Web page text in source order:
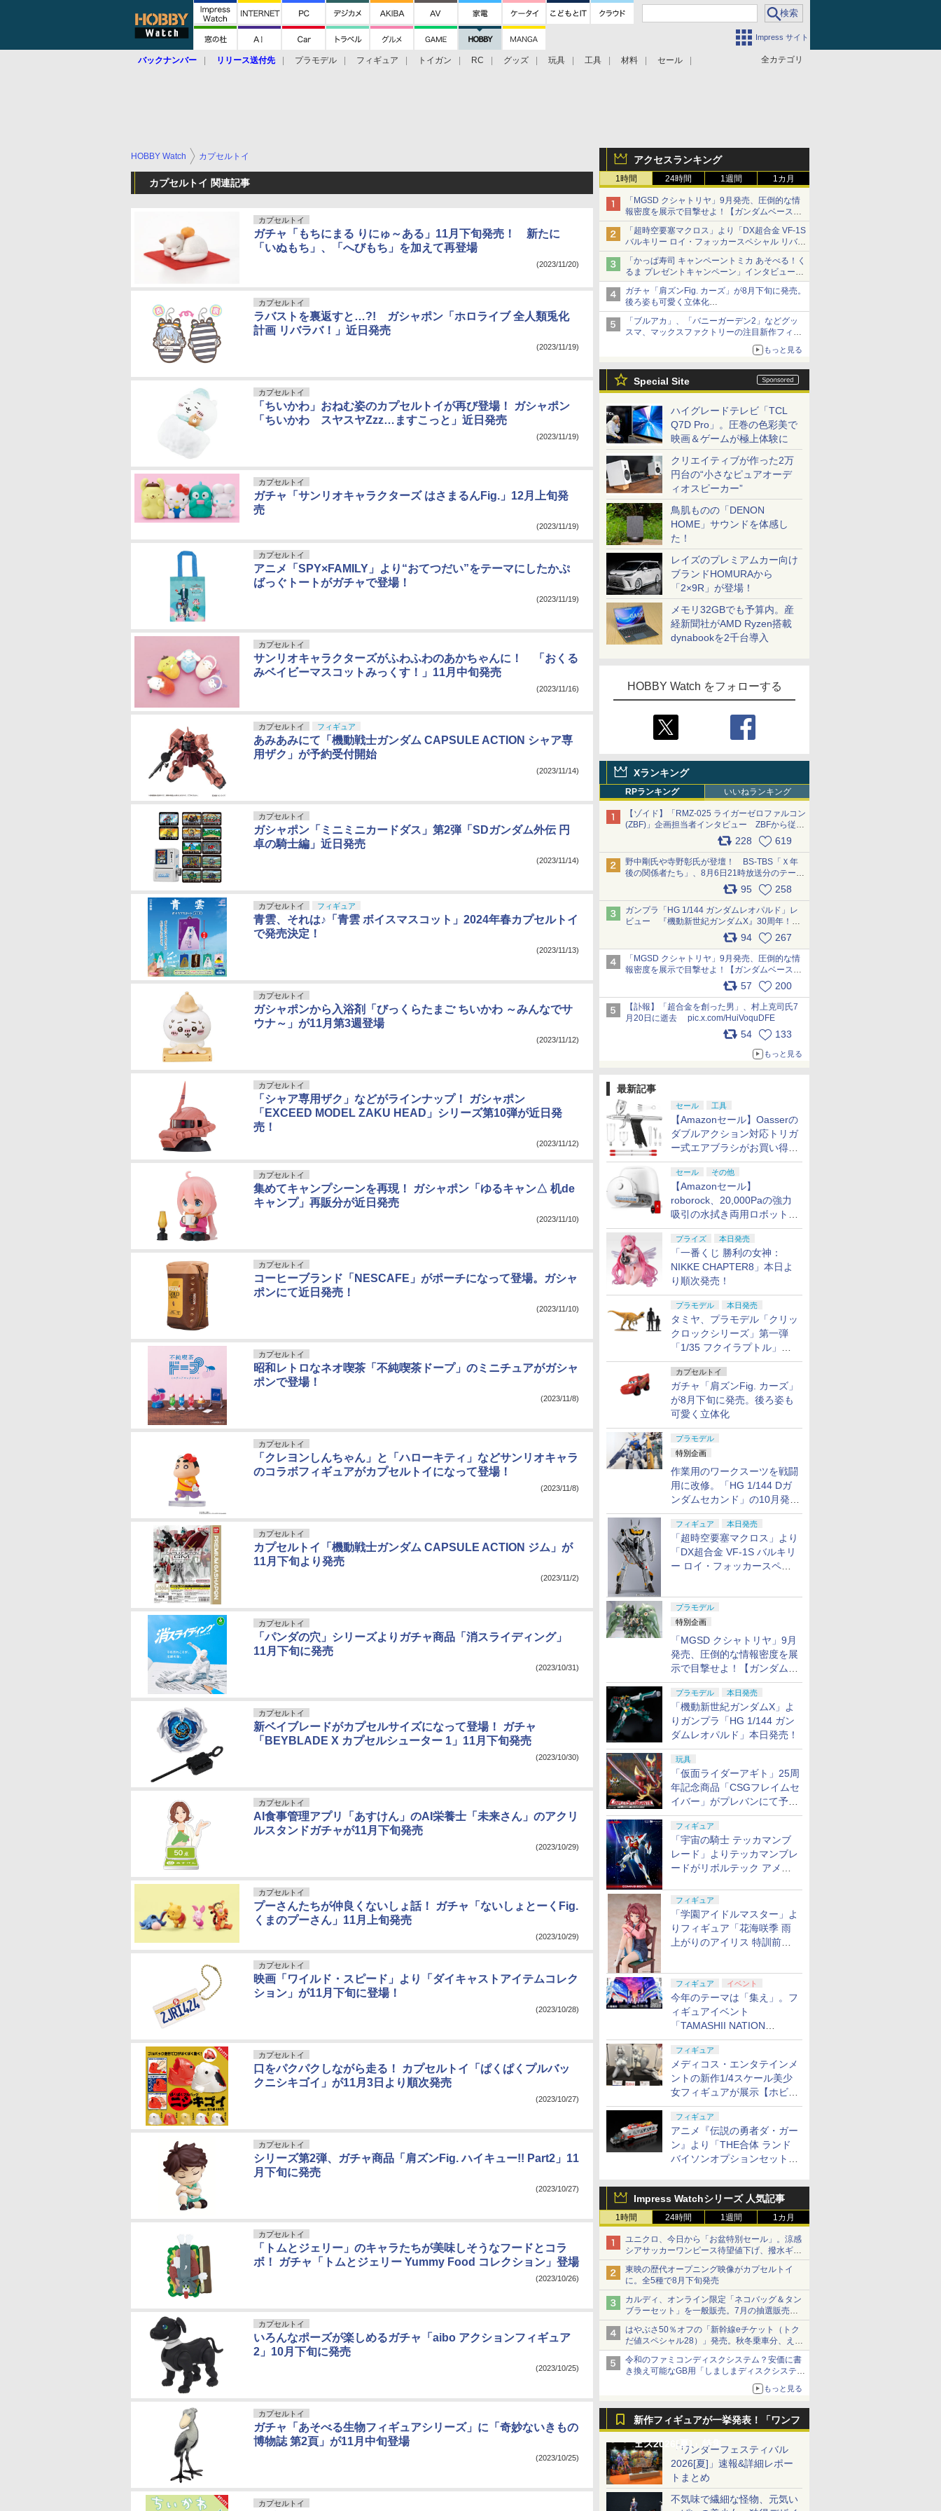
Impress サイト
全カテゴリ
バックナンバー リリース送付先 プラモデル フィギュア トイガン RC グッズ 玩具 工具 材料 セール
アクセスランキング
1時間 24時間 1週間 1カ月
「MGSD クシャトリヤ」9月発売、圧倒的な情
報密度を展示で目撃せよ！【ガンダムベース撮
り下ろし】
「超時空要塞マクロス」より「DX超合金 VF-1S
バルキリー ロイ・フォッカースペシャル リバイ
バルVer.」本日発売！
「かっぱ寿司 キャンペーントミカ あそべる！く
るま プレゼントキャンペーン」インタビュー
子どもが楽しめるかっぱ寿司ならではの体験と
コラボの楽しさを追求
ガチャ「肩ズンFig. カーズ」が8月下旬に発売。
後ろ姿も可愛く立体化
ライトニング・マックィーンやメーターなど4
種がラインナップ
「ブルアカ」、「バニーガーデン2」などグッ
スマ、マックスファクトリーの注目新作フィギ
ュアが展示【ホビーメーカー合同展示会】
もっと見る
Special Site
ハイグレードテレビ「TCL
Q7D Pro」。圧巻の色彩美で
映画＆ゲームが極上体験に
クリエイティブが作った2万
円台の“小さなピュアオーデ
ィオスピーカー”
鳥肌ものの「DENON
HOME」サウンドを体感し
た！
レイズのプレミアムカー向け
ブランドHOMURAから
「2×9R」が登場！
メモリ32GBでも予算内。産
経新聞社がAMD Ryzen搭載
dynabookを2千台導入
HOBBY Watch をフォローする
Xランキング
RPランキング いいねランキング
【ゾイド】「RMZ-025 ライガーゼロファルコン
(ZBF)」企画担当者インタビュー ZBFから従来
デザインまで再現可能なボリューム満点のキッ
ト pic.x.com/6zOqQAQKkX
228 619
野中剛氏や寺野彰氏が登壇！ BS-TBS「Ｘ年
後の関係者たち」、8月6日21時放送分のテーマ
は「超合金」！ pic.x.com/uWyt1uyuFm
95 258
ガンプラ「HG 1/144 ガンダムレオパルド」レ
ビュー 『機動新世紀ガンダムX』30周年！イ
ンナーアームガトリングの変形機構まで再現し
最新フォーマットでキット化！
pic.x.com/nszPIDTpbg
94 267
「MGSD クシャトリヤ」9月発売、圧倒的な情
報密度を展示で目撃せよ！【ガンダムベース撮
り下ろし】 pic.x.com/3rPjsfk7qZ
57 200
【訃報】「超合金を創った男」、村上克司氏7
月20日に逝去 pic.x.com/HuiVoquDFE
54 133
もっと見る
最新記事
セール 工具
【Amazonセール】Oasserの
ダブルアクション対応トリガ
ー式エアブラシがお買い得価
格で登場！
セール その他
【Amazonセール】
roborock、20,000Paの強力
吸引の水拭き両用ロボット掃
除機「Qrevo Curv 2 Flow」
がお買い得！
プライズ 本日発売
「一番くじ 勝利の女神：
NIKKE CHAPTER8」本日よ
り順次発売！
プラモデル 本日発売
タミヤ、プラモデル「クリッ
クロックシリーズ」第一弾
「1/35 フクイラプトル」本
日発売！
カプセルトイ
ガチャ「肩ズンFig. カーズ」
が8月下旬に発売。後ろ姿も
可愛く立体化
プラモデル
特別企画
作業用のワークスーツを戦闘
用に改修。「HG 1/144 Dガ
ンダムセカンド」の10月発送
分が予約受付中【ガンダムベ
ース撮り下ろし】
フィギュア 本日発売
「超時空要塞マクロス」より
「DX超合金 VF-1S バルキリ
ー ロイ・フォッカースペシ
プラモデル
特別企画
「MGSD クシャトリヤ」9月
発売、圧倒的な情報密度を展
示で目撃せよ！【ガンダムベ
ース撮り下ろし】
プラモデル 本日発売
「機動新世紀ガンダムX」よ
りガンプラ「HG 1/144 ガン
ダムレオパルド」本日発売！
玩具
「仮面ライダーアギト」25周
年記念商品「CSGフレイムセ
イバー」がプレバンにて予約
開始
フィギュア
「宇宙の騎士 テッカマンブ
レード」よりテッカマンブレ
ードがリボルテック アメイ
定
フィギュア
「学園アイドルマスター」よ
りフィギュア「花海咲季 雨
上がりのアイリス 特訓前
フィギュア イベント
今年のテーマは「集え」。フ
ィギュアイベント
「TAMASHII NATION
2026」が11月13日より開催
決定
フィギュア
メディコス・エンタテインメ
ントの新作1/4スケール美少
女フィギュアが展示【ホビー
メーカー合同展示会】
フィギュア
アニメ『伝説の勇者ダ・ガー
ン』より「THE合体 ランド
バイソンオプションセット」
Impress Watchシリーズ 人気記事
1時間 24時間 1週間 1カ月
ユニクロ、今日から「お盆特別セール」。涼感
シアサッカーワンピース待望値下げ、撥水ギア
ショーツは1990円に
東映の歴代オープニング映像がカプセルトイ
に。全5種で8月下旬発売
カルディ、オンライン限定「ネコバッグ＆タン
ブラーセット」を一般販売。7月の抽選販売の
当選無効分
はやぶさ50％オフの「新幹線eチケット（トク
だ値スペシャル28）」発売。秋冬乗車分、えき
ねっと限定
令和のファミコンディスクシステム？安価に書
き換え可能なGB用「しましまディスクシステ
もっと見る
新作フィギュアが一挙発表！「ワンフ
ェス2026[夏]」特集「ワンダーフェスティバル
2026[夏]」速報&詳細レポー
トまとめ
不気味で繊細な怪物、元気い
HOBBY Watch カプセルトイ
カプセルトイ 関連記事
カプセルトイ
ガチャ「もちにまる りにゅ～ある」11月下旬発売！ 新たに
「いぬもち」、「へびもち」を加えて再登場
(2023/11/20)
カプセルトイ
ラバストを裏返すと…?! ガシャポン「ホロライブ 全人類兎化
計画 リバラバ！」近日発売
(2023/11/19)
カプセルトイ
「ちいかわ」おねむ姿のカプセルトイが再び登場！ ガシャポン
「ちいかわ スヤスヤZzz…ますこっと」近日発売
(2023/11/19)
カプセルトイ
ガチャ「サンリオキャラクターズ はさまるんFig.」12月上旬発
売
(2023/11/19)
カプセルトイ
アニメ「SPY×FAMILY」より“おてつだい”をテーマにしたかぷ
ばっぐトートがガチャで登場！
(2023/11/19)
カプセルトイ
サンリオキャラクターズがふわふわのあかちゃんに！ 「おくる
みベイビーマスコットみっくす！」11月中旬発売
(2023/11/16)
カプセルトイ フィギュア
あみあみにて「機動戦士ガンダム CAPSULE ACTION シャア専
用ザク」が予約受付開始
(2023/11/14)
カプセルトイ
ガシャポン「ミニミニカードダス」第2弾「SDガンダム外伝 円
卓の騎士編」近日発売
(2023/11/14)
カプセルトイ フィギュア
青雲、それは♪「青雲 ボイスマスコット」2024年春カプセルトイ
で発売決定！
(2023/11/13)
カプセルトイ
ガシャポンから入浴剤「びっくらたまご ちいかわ ～みんなでサ
ウナ～」が11月第3週登場
(2023/11/12)
カプセルトイ
「シャア専用ザク」などがラインナップ！ ガシャポン
「EXCEED MODEL ZAKU HEAD」シリーズ第10弾が近日発
売！
(2023/11/12)
カプセルトイ
集めてキャンプシーンを再現！ ガシャポン「ゆるキャン△ 机de
キャンプ」再販分が近日発売
(2023/11/10)
カプセルトイ
コーヒーブランド「NESCAFE」がポーチになって登場。ガシャ
ポンにて近日発売！
(2023/11/10)
カプセルトイ
昭和レトロなネオ喫茶「不純喫茶ドープ」のミニチュアがガシャ
ポンで登場！
(2023/11/8)
カプセルトイ
「クレヨンしんちゃん」と「ハローキティ」などサンリオキャラ
のコラボフィギュアがカプセルトイになって登場！
(2023/11/8)
カプセルトイ
カプセルトイ「機動戦士ガンダム CAPSULE ACTION ジム」が
11月下旬より発売
(2023/11/2)
カプセルトイ
「パンダの穴」シリーズよりガチャ商品「消スライディング」
11月下旬に発売
(2023/10/31)
カプセルトイ
新ベイブレードがカプセルサイズになって登場！ ガチャ
「BEYBLADE X カプセルシューター 1」11月下旬発売
(2023/10/30)
カプセルトイ
AI食事管理アプリ「あすけん」のAI栄養士「未来さん」のアクリ
ルスタンドガチャが11月下旬発売
(2023/10/29)
カプセルトイ
プーさんたちが仲良くないしょ話！ ガチャ「ないしょとーくFig.
くまのプーさん」11月上旬発売
(2023/10/29)
カプセルトイ
映画「ワイルド・スピード」より「ダイキャストアイテムコレク
ション」が11月下旬に登場！
(2023/10/28)
カプセルトイ
口をパクパクしながら走る！ カプセルトイ「ぱくぱくプルバッ
クニシキゴイ」が11月3日より順次発売
(2023/10/27)
カプセルトイ
シリーズ第2弾、ガチャ商品「肩ズンFig. ハイキュー!! Part2」11
月下旬に発売
(2023/10/27)
カプセルトイ
「トムとジェリー」のキャラたちが美味しそうなフードとコラ
ボ！ ガチャ「トムとジェリー Yummy Food コレクション」登場
(2023/10/26)
カプセルトイ
いろんなポーズが楽しめるガチャ「aibo アクションフィギュア
2」10月下旬に発売
(2023/10/25)
カプセルトイ
ガチャ「あそべる生物フィギュアシリーズ」に「奇妙ないきもの
博物誌 第2頁」が11月中旬登場
(2023/10/25)
カプセルトイ